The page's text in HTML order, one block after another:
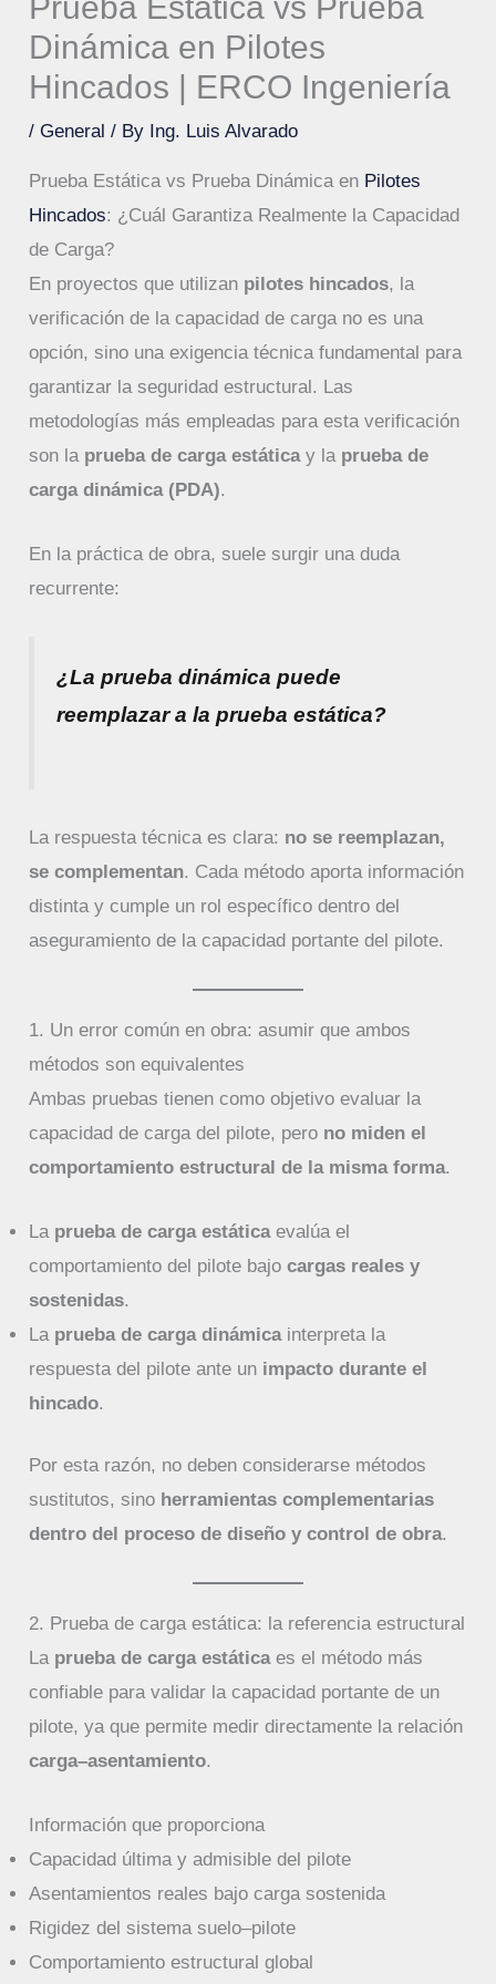
Prueba Estática vs Prueba
Dinámica en Pilotes
Hincados | ERCO Ingeniería
/General / By Ing. Luis Alvarado
Prueba Estática vs Prueba Dinámica en Pilotes
Hincados: ¿Cuál Garantiza Realmente la Capacidad
de Carga?
En proyectos que utilizan pilotes hincados, la
verificación de la capacidad de carga no es una
opción, sino una exigencia técnica fundamental para
garantizar la seguridad estructural. Las
metodologías más empleadas para esta verificación
son la prueba de carga estáticay la prueba de
carga dinámica (PDA).
En la práctica de obra, suele surgir una duda
recurrente:
¿La prueba dinámica puede
reemplazar a la prueba estática?
La respuesta técnica es clara: no se reemplazan,
se complementan. Cada método aporta información
distinta y cumple un rol específico dentro del
aseguramiento de la capacidad portante del pilote.
1. Un error común en obra: asumir que ambos
métodos son equivalentes
Ambas pruebas tienen como objetivo evaluar la
capacidad de carga del pilote, pero no miden el
comportamiento estructural de la misma forma.
La prueba de carga estáticaevalúa el
comportamiento del pilote bajocargas reales y
sostenidas.
La prueba de carga dinámicainterpreta la
respuesta del pilote ante un impacto durante el
hincado.
Por esta razón, no deben considerarse métodos
sustitutos, sino herramientas complementarias
dentro del proceso de diseño y control de obra.
2. Prueba de carga estática: la referencia estructural
La prueba de carga estáticaes el método más
confiable para validar la capacidad portante de un
pilote, ya que permite medir directamente la relación
carga–asentamiento.
Información que proporciona
Capacidad última y admisible del pilote
Asentamientos reales bajo carga sostenida
Rigidez del sistema suelo–pilote
Comportamiento estructural global